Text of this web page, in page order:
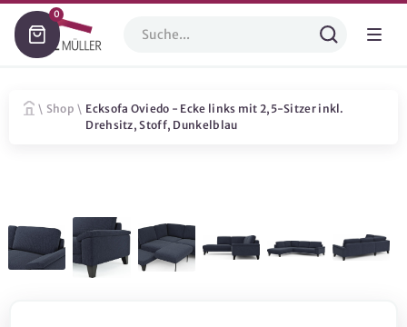
0
\ Shop \ Ecksofa Oviedo - Ecke links mit 2,5-Sitzer inkl.
Drehsitz, Stoff, Dunkelblau